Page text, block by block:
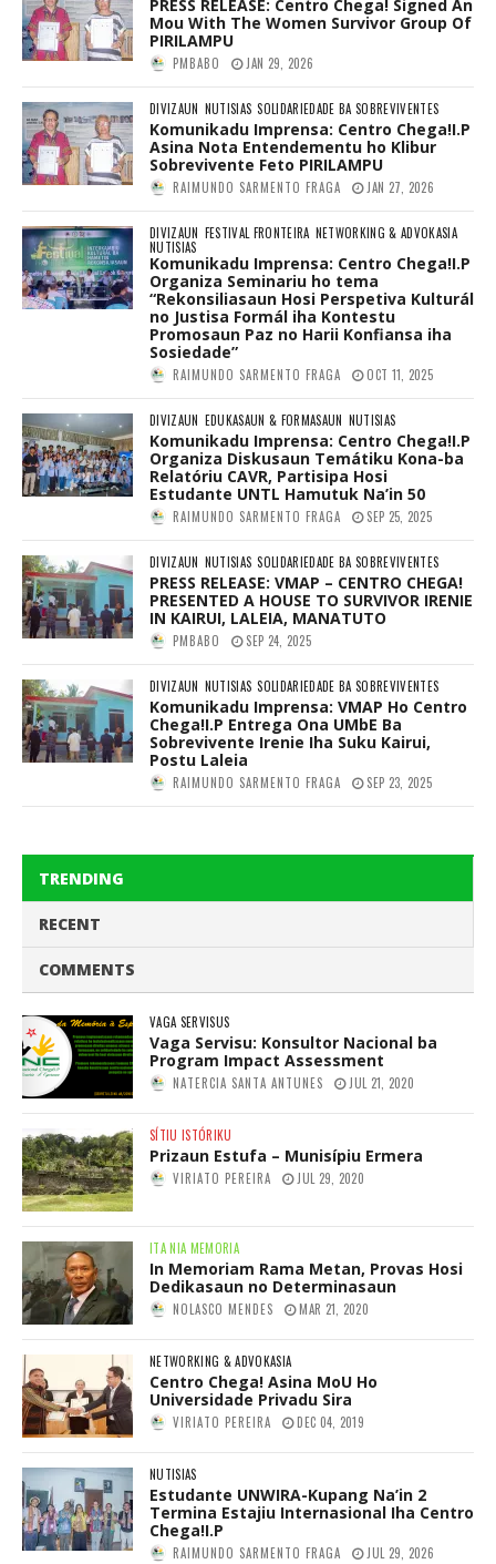
PRESS RELEASE: Centro Chega! Signed An
Mou With The Women Survivor Group Of
PIRILAMPU
PMBABO JAN 29, 2026
DIVIZAUN NUTISIAS SOLIDARIEDADE BA SOBREVIVENTES
Komunikadu Imprensa: Centro Chega!I.P
Asina Nota Entendementu ho Klibur
Sobrevivente Feto PIRILAMPU
RAIMUNDO SARMENTO FRAGA JAN 27, 2026
DIVIZAUN FESTIVAL FRONTEIRA NETWORKING & ADVOKASIA
NUTISIAS
Komunikadu Imprensa: Centro Chega!I.P
Organiza Seminariu ho tema
“Rekonsiliasaun Hosi Perspetiva Kulturál
no Justisa Formál iha Kontestu
Promosaun Paz no Harii Konfiansa iha
Sosiedade”
RAIMUNDO SARMENTO FRAGA OCT 11, 2025
DIVIZAUN EDUKASAUN & FORMASAUN NUTISIAS
Komunikadu Imprensa: Centro Chega!I.P
Organiza Diskusaun Temátiku Kona-ba
Relatóriu CAVR, Partisipa Hosi
Estudante UNTL Hamutuk Na’in 50
RAIMUNDO SARMENTO FRAGA SEP 25, 2025
DIVIZAUN NUTISIAS SOLIDARIEDADE BA SOBREVIVENTES
PRESS RELEASE: VMAP – CENTRO CHEGA!
PRESENTED A HOUSE TO SURVIVOR IRENIE
IN KAIRUI, LALEIA, MANATUTO
PMBABO SEP 24, 2025
DIVIZAUN NUTISIAS SOLIDARIEDADE BA SOBREVIVENTES
Komunikadu Imprensa: VMAP Ho Centro
Chega!I.P Entrega Ona UMbE Ba
Sobrevivente Irenie Iha Suku Kairui,
Postu Laleia
RAIMUNDO SARMENTO FRAGA SEP 23, 2025
TRENDING
RECENT
COMMENTS
VAGA SERVISUS
Vaga Servisu: Konsultor Nacional ba
Program Impact Assessment
NATERCIA SANTA ANTUNES JUL 21, 2020
SÍTIU ISTÓRIKU
Prizaun Estufa – Munisípiu Ermera
VIRIATO PEREIRA JUL 29, 2020
ITA NIA MEMORIA
In Memoriam Rama Metan, Provas Hosi
Dedikasaun no Determinasaun
NOLASCO MENDES MAR 21, 2020
NETWORKING & ADVOKASIA
Centro Chega! Asina MoU Ho
Universidade Privadu Sira
VIRIATO PEREIRA DEC 04, 2019
NUTISIAS
Estudante UNWIRA-Kupang Na’in 2
Termina Estajiu Internasional Iha Centro
Chega!I.P
RAIMUNDO SARMENTO FRAGA JUL 29, 2026